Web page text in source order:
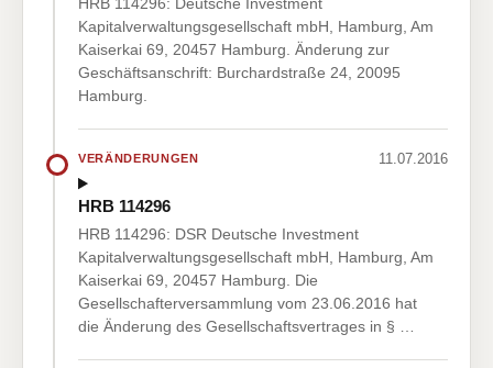
Kapitalverwaltungsgesellschaft mbH, Hamburg, Am
Kaiserkai 69, 20457 Hamburg. Änderung zur
Geschäftsanschrift: Burchardstraße 24, 20095
Hamburg.
VERÄNDERUNGEN 11.07.2016
HRB 114296
HRB 114296: DSR Deutsche Investment
Kapitalverwaltungsgesellschaft mbH, Hamburg, Am
Kaiserkai 69, 20457 Hamburg. Die
Gesellschafterversammlung vom 23.06.2016 hat
die Änderung des Gesellschaftsvertrages in § …